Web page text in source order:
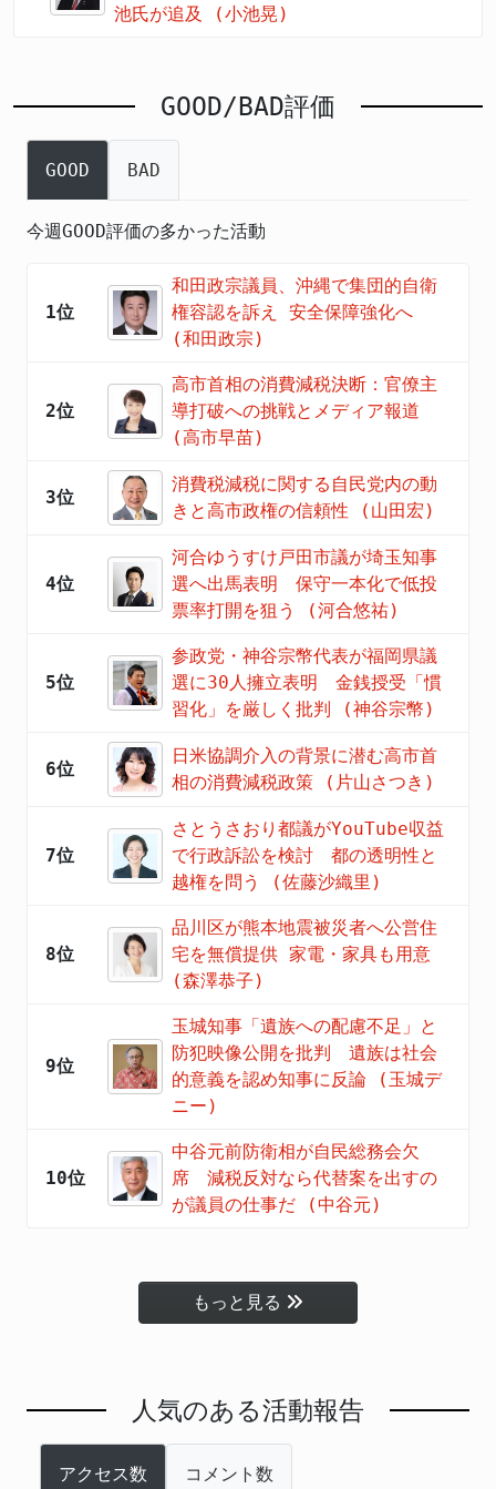
池氏が追及 (小池晃)
GOOD/BAD評価
GOOD BAD
今週GOOD評価の多かった活動
1位
和田政宗議員、沖縄で集団的自衛
権容認を訴え 安全保障強化へ
(和田政宗)
2位
高市首相の消費減税決断：官僚主
導打破への挑戦とメディア報道
(高市早苗)
3位
消費税減税に関する自民党内の動
きと高市政権の信頼性 (山田宏)
4位
河合ゆうすけ戸田市議が埼玉知事
選へ出馬表明 保守一本化で低投
票率打開を狙う (河合悠祐)
5位
参政党・神谷宗幣代表が福岡県議
選に30人擁立表明 金銭授受「慣
習化」を厳しく批判 (神谷宗幣)
6位
日米協調介入の背景に潜む高市首
相の消費減税政策 (片山さつき)
7位
さとうさおり都議がYouTube収益
で行政訴訟を検討 都の透明性と
越権を問う (佐藤沙織里)
8位
品川区が熊本地震被災者へ公営住
宅を無償提供 家電・家具も用意
(森澤恭子)
9位
玉城知事「遺族への配慮不足」と
防犯映像公開を批判 遺族は社会
的意義を認め知事に反論 (玉城デ
ニー)
10位
中谷元前防衛相が自民総務会欠
席 減税反対なら代替案を出すの
が議員の仕事だ (中谷元)
もっと見る
人気のある活動報告
アクセス数 コメント数